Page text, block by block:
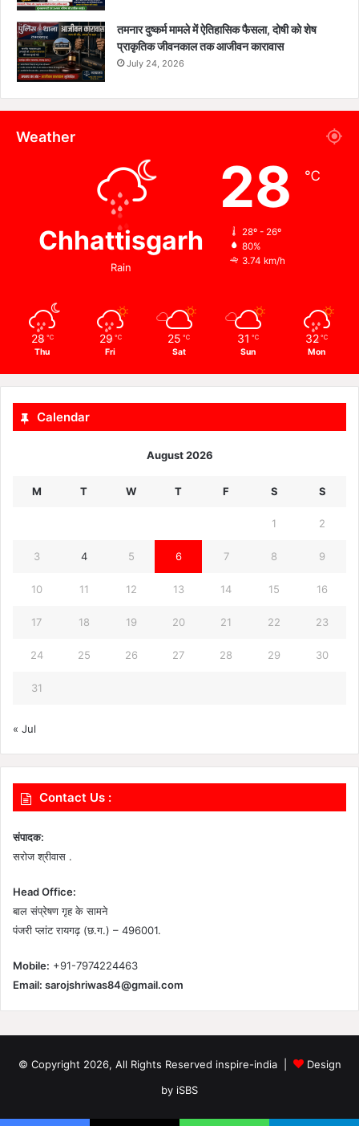
तमनार दुष्कर्म मामले में ऐतिहासिक फैसला, दोषी को शेष
प्राकृतिक जीवनकाल तक आजीवन कारावास
July 24, 2026
Weather
Chhattisgarh
Rain
28 ℃
28º - 26º
80%
3.74 km/h
28 ℃
Thu
29 ℃
Fri
25 ℃
Sat
31 ℃
Sun
32 ℃
Mon
Calendar
August 2026
M T W T F S S
1 2
3 4 5 6 7 8 9
10 11 12 13 14 15 16
17 18 19 20 21 22 23
24 25 26 27 28 29 30
31
« Jul
Contact Us :
संपादक:
सरोज श्रीवास .
Head Office:
बाल संप्रेषण गृह के सामने
पंजरी प्लांट रायगढ़ (छ.ग.) – 496001.
Mobile: +91-7974224463
Email: sarojshriwas84@gmail.com
© Copyright 2026, All Rights Reserved inspire-india |
Design
by iSBS